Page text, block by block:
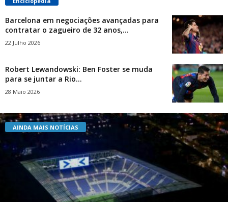
Barcelona em negociações avançadas para
contratar o zagueiro de 32 anos,...
22 Julho 2026
Robert Lewandowski: Ben Foster se muda
para se juntar a Rio...
28 Maio 2026
AINDA MAIS NOTÍCIAS